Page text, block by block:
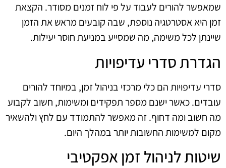
שמאפשר להורים לעבוד על פי לוח זמנים מסודר. הקצאת
זמן היא אסטרטגיה נוספת, שבה קובעים מראש את הזמן
שיינתן לכל משימה, מה שמסייע במניעת חוסר יעילות.
הגדרת סדרי עדיפויות
סדרי עדיפויות הם כלי מרכזי בניהול זמן, במיוחד להורים
עובדים. כאשר ישנם מספר תפקידים ומשימות, חשוב לקבוע
מה חשוב ומה דחוף. זה מאפשר להתמודד עם לחץ ולהשאיר
מקום למשימות החשובות יותר במהלך היום.
שיטות לניהול זמן אפקטיבי